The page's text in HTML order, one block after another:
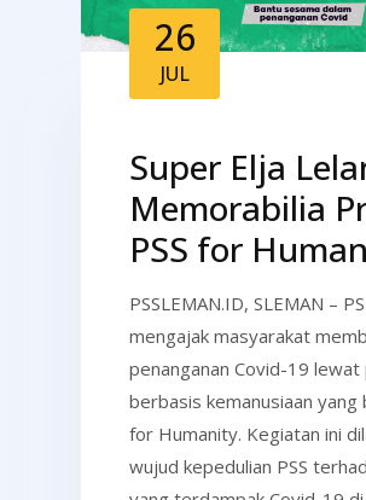
26
JUL
Super Elja
Memorabilia
PSS for
PSSLEMAN.ID, SLEMAN –
mengajak masyarakat
penanganan Covid-19
berbasis kemanusiaan yang
for Humanity. Kegiatan ini
wujud kepedulian PSS